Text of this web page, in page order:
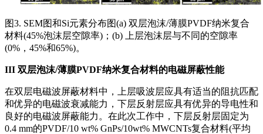
图3. SEM图和Si元素分布图(a) 双层泡沫/薄膜PVDF纳米复合
材料(45%泡沫层空隙率)；(b) 上层泡沫层与不同的空隙率
(0%，45%和65%)。
III 双层泡沫/薄膜PVDF纳米复合材料的电磁屏蔽性能
在双层电磁波屏蔽材料中，上层吸波层应具有适当的阻抗匹配
和优异的电磁波衰减能力，下层反射层应具有优异的导电性和
良好的电磁波屏蔽能力。在此次工作中，下层反射层固定为
0.4 mm的PVDF/10 wt% GnPs/10wt% MWCNTs复合材料(平均